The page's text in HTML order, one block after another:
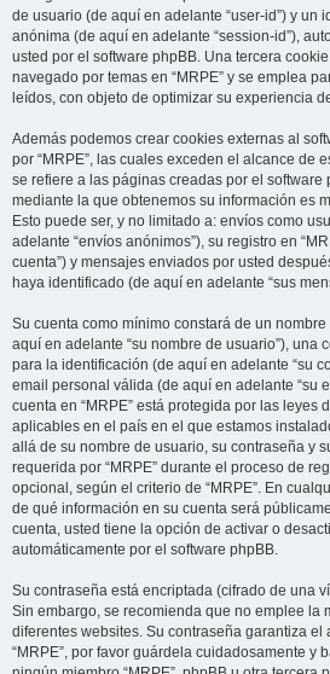
de usuario (de aquí en adelante “user-id”) y un
anónima (de aquí en adelante “session-id”),
usted por el software phpBB. Una tercera
navegado por temas en “MRPE” y se emplea
leídos, con objeto de optimizar su experiencia
Además podemos crear cookies externas al
por “MRPE”, las cuales exceden el alcance de
se refiere a las páginas creadas por el software
mediante la que obtenemos su información es
Esto puede ser, y no limitado a: envíos como
adelante “envíos anónimos”), su registro en
cuenta”) y mensajes enviados por usted
haya identificado (de aquí en adelante “sus
Su cuenta como mínimo constará de un
aquí en adelante “su nombre de usuario”), una
para la identificación (de aquí en adelante “su
email personal válida (de aquí en adelante “su
cuenta en “MRPE” está protegida por las leyes
aplicables en el país en el que estamos
allá de su nombre de usuario, su contraseña y
requerida por “MRPE” durante el proceso de
opcional, según el criterio de “MRPE”. En
de qué información en su cuenta será
cuenta, usted tiene la opción de activar o
automáticamente por el software phpBB.
Su contraseña está encriptada (cifrado de una
Sin embargo, se recomienda que no emplee la
diferentes websites. Su contraseña garantiza el
“MRPE”, por favor guárdela cuidadosamente y